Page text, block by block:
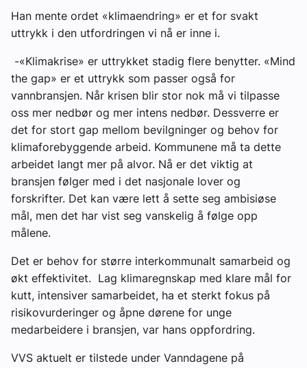
Han mente ordet «klimaendring» er et for svakt
uttrykk i den utfordringen vi nå er inne i.
-«Klimakrise» er uttrykket stadig flere benytter. «Mind
the gap» er et uttrykk som passer også for
vannbransjen. Når krisen blir stor nok må vi tilpasse
oss mer nedbør og mer intens nedbør. Dessverre er
det for stort gap mellom bevilgninger og behov for
klimaforebyggende arbeid. Kommunene må ta dette
arbeidet langt mer på alvor. Nå er det viktig at
bransjen følger med i det nasjonale lover og
forskrifter. Det kan være lett å sette seg ambisiøse
mål, men det har vist seg vanskelig å følge opp
målene.
Det er behov for større interkommunalt samarbeid og
økt effektivitet. Lag klimaregnskap med klare mål for
kutt, intensiver samarbeidet, ha et sterkt fokus på
risikovurderinger og åpne dørene for unge
medarbeidere i bransjen, var hans oppfordring.
VVS aktuelt er tilstede under Vanndagene på